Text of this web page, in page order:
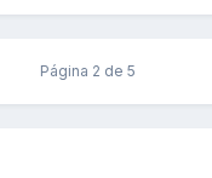
Página 2 de 5